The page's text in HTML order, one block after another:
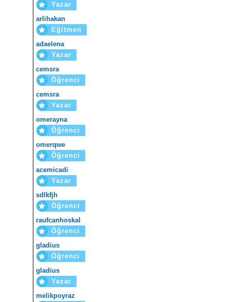
Yazar
arlihakan
Eğitmen
adaelena
Yazar
cemsra
Öğrenci
cemsra
Yazar
omerayna
Öğrenci
omerqwe
Öğrenci
acemicadi
Yazar
sdlkfjh
Öğrenci
raufcanhoskal
Öğrenci
gladius
Öğrenci
gladius
Yazar
melikpoyraz